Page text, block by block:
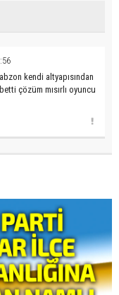
kendi altyapısından
çözüm mısırlı oyuncu